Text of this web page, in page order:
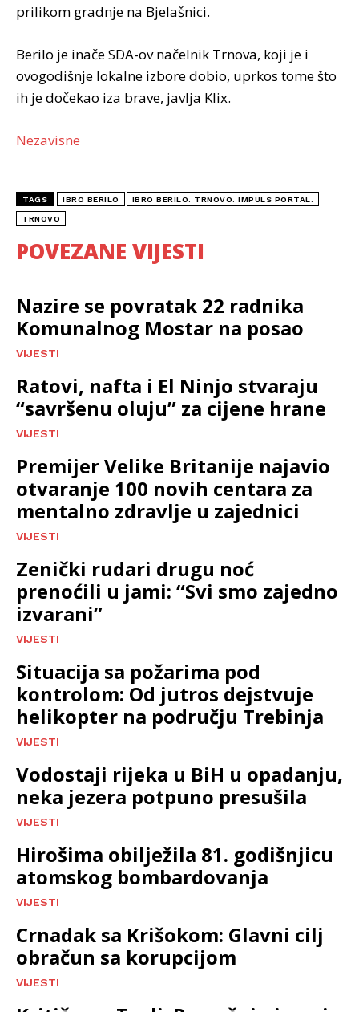
prilikom gradnje na Bjelašnici.
Berilo je inače SDA-ov načelnik Trnova, koji je i
ovogodišnje lokalne izbore dobio, uprkos tome što
ih je dočekao iza brave, javlja Klix.
Nezavisne
TAGS IBRO BERILO IBRO BERILO. TRNOVO. IMPULS PORTAL.
TRNOVO
POVEZANE VIJESTI
Nazire se povratak 22 radnika
Komunalnog Mostar na posao
VIJESTI
Ratovi, nafta i El Ninjo stvaraju
“savršenu oluju” za cijene hrane
VIJESTI
Premijer Velike Britanije najavio
otvaranje 100 novih centara za
mentalno zdravlje u zajednici
VIJESTI
Zenički rudari drugu noć
prenoćili u jami: “Svi smo zajedno
izvarani”
VIJESTI
Situacija sa požarima pod
kontrolom: Od jutros dejstvuje
helikopter na području Trebinja
VIJESTI
Vodostaji rijeka u BiH u opadanju,
neka jezera potpuno presušila
VIJESTI
Hirošima obilježila 81. godišnjicu
atomskog bombardovanja
VIJESTI
Crnadak sa Krišokom: Glavni cilj
obračun sa korupcijom
VIJESTI